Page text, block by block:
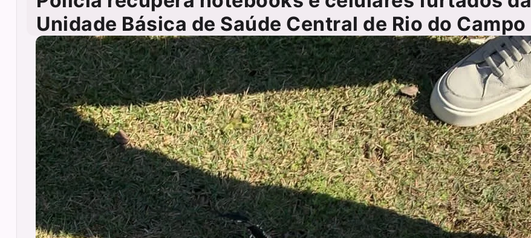
Unidade Básica de Saúde Central de Rio do Campo